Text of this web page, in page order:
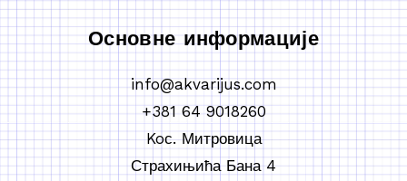
Основне информације
info@akvarijus.com
+381 64 9018260
Koс. Митровица
Страхињића Бана 4